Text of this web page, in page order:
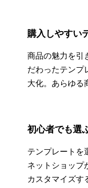
購入しやすい
商品の魅力を引
だわったテンプ
大化。あらゆる
初心者でも選
テンプレートを
ネットショップ
カスタマイズす